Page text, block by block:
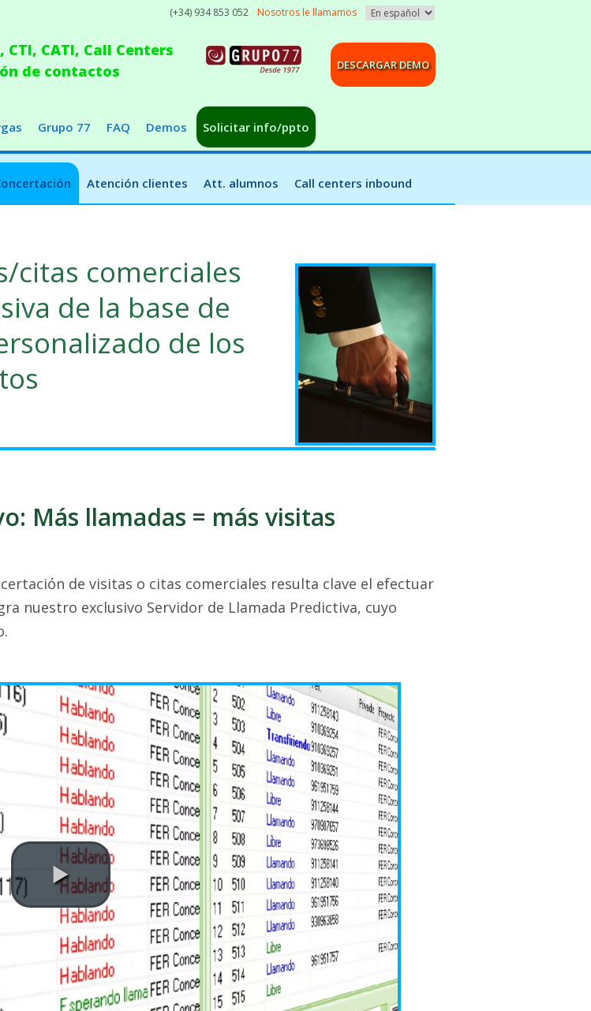
CTI, CATI, Call Centers
de contactos
(+34) 934 853 052 Nosotros le llamamos
DESCARGAR DEMO
Grupo 77 FAQ Demos Solicitar info/ppto
Atención clientes Att. alumnos Call centers inbound
citas comerciales
de la base de
de los
Más llamadas = más visitas
de visitas o citas comerciales resulta clave el efectuar
nuestro exclusivo Servidor de Llamada Predictiva, cuyo